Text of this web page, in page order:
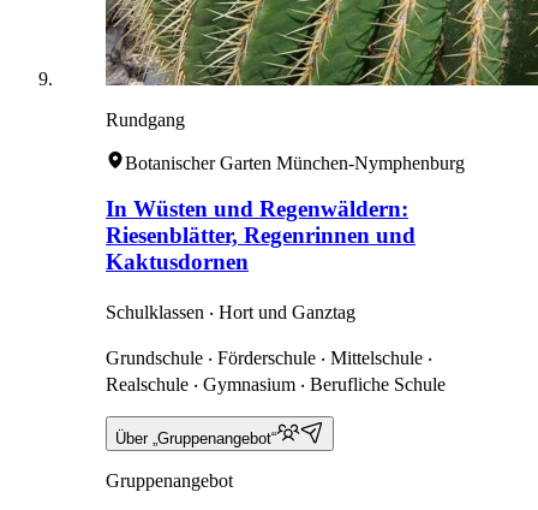
Rundgang
Botanischer Garten München-Nymphenburg
In Wüsten und Regenwäldern:
Riesenblätter, Regenrinnen und
Kaktusdornen
Schulklassen ‧ Hort und Ganztag
Grundschule ‧ Förderschule ‧ Mittelschule ‧
Realschule ‧ Gymnasium ‧ Berufliche Schule
Über „Gruppenangebot“
Gruppenangebot